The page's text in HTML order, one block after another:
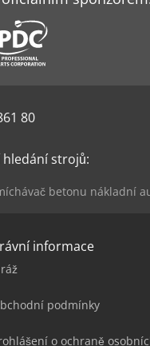
80
strojů:
betonu nákladní
informace
podmínky
o ochraně